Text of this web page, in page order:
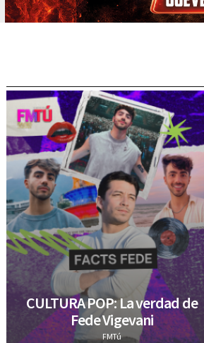
CULTURA POP: La verdad de
Fede Vigevani
FMTú